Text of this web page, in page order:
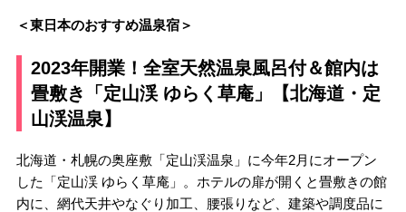
＜東日本のおすすめ温泉宿＞
2023年開業！全室天然温泉風呂付＆館内は
畳敷き「定山渓 ゆらく草庵」【北海道・定
山渓温泉】
北海道・札幌の奥座敷「定山渓温泉」に今年2月にオープン
した「定山渓 ゆらく草庵」。ホテルの扉が開くと畳敷きの館
内に、網代天井やなぐり加工、腰張りなど、建築や調度品に